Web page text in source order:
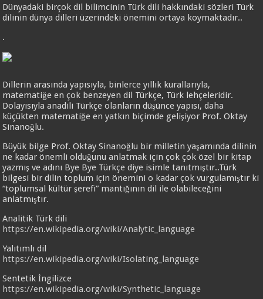
Dünyadaki birçok dil bilimcinin Türk dili hakkındaki sözleri Türk
dilinin dünya dilleri üzerindeki önemini ortaya koymaktadır..
.
Dillerin arasında yapısıyla, binlerce yıllık kurallarıyla,
matematiğe en çok benzeyen dil Türkçe, Türk lehçeleridir.
Dolayısıyla anadili Türkçe olanların düşünce yapısı, daha
küçükten matematiğe en yatkın biçimde gelişiyor Prof. Oktay
Sinanoğlu.
Büyük bilge Prof. Oktay Sinanoğlu bir milletin yaşamında dilinin
ne kadar önemli olduğunu anlatmak için çok çok özel bir kitap
yazmış ve adını Bye Bye Türkçe diye isimle tanıtmıştır..Türk
bilgesi bir dilin toplum için önemini o kadar çok vurgulamıştır ki
“toplumsal kültür şerefi” mantığının dil ile olabileceğini
anlatmıştır.
Analitik Türk dili
https://en.wikipedia.org/wiki/Analytic_language
Yalıtımlı dil
https://en.wikipedia.org/wiki/Isolating_language
Sentetik İngilizce
https://en.wikipedia.org/wiki/Synthetic_language